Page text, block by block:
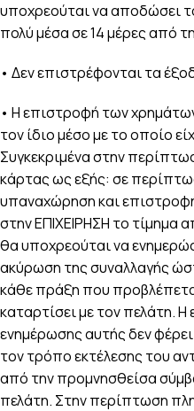
υποχρεούται να αποδώσει
πολύ μέσα σε 14 μέρες από
• Δεν επιστρέφονται τα
• Η επιστροφή των
τον ίδιο μέσο με το οποίο
Συγκεκριμένα στην
κάρτας ως εξής: σε
υπαναχώρηση και
στην ΕΠΙΧΕΙΡΗΣΗ το τίμημα
θα υποχρεούται να
ακύρωση της συναλλαγής
κάθε πράξη που
καταρτίσει με τον πελάτη. Η
ενημέρωσης αυτής δεν
τον τρόπο εκτέλεσης του
από την προμνησθείσα
πελάτη. Στην περίπτωση